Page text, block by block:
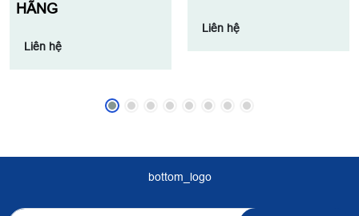
HÃNG
Liên hệ
Liên hệ
bottom_logo